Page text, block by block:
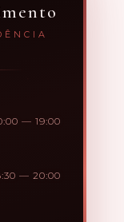
— 19:00
— 20:00